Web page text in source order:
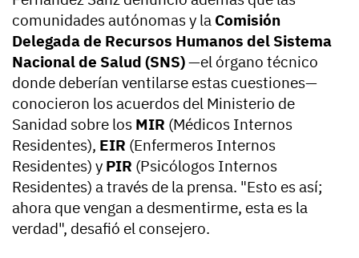
comunidades autónomas y la Comisión
Delegada de Recursos Humanos del Sistema
Nacional de Salud (SNS)—el órgano técnico
donde deberían ventilarse estas cuestiones—
conocieron los acuerdos del Ministerio de
Sanidad sobre los MIR (Médicos Internos
Residentes), EIR (Enfermeros Internos
Residentes) y PIR (Psicólogos Internos
Residentes) a través de la prensa. "Esto es así;
ahora que vengan a desmentirme, esta es la
verdad", desafió el consejero.